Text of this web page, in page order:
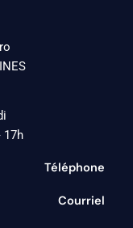
17h
Téléphone
Courriel